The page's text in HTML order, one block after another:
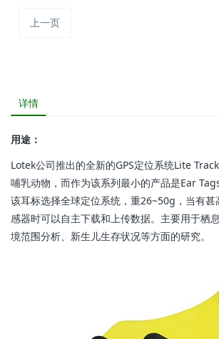
上一页
详情
用途：
Lotek公司推出的全新的GPS定位系统Lite
哺乳动物，而作为该系列最小的产品是Ear
该耳标选择全球定位系统，重26~50g，当有
感器时可以自主下载和上传数据。主要用于栖
境范围分析、新生儿生存状况等方面的研究。